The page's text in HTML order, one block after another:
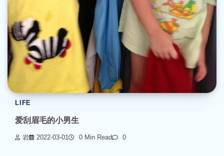
LIFE
爱刮眉毛的小男生
岩 2022-03-01 0 Min Read 0